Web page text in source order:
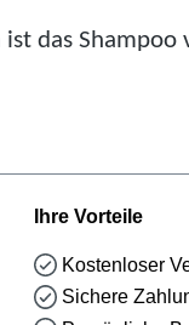
das Shampoo
Ihre Vorteile
Kostenloser
Sichere